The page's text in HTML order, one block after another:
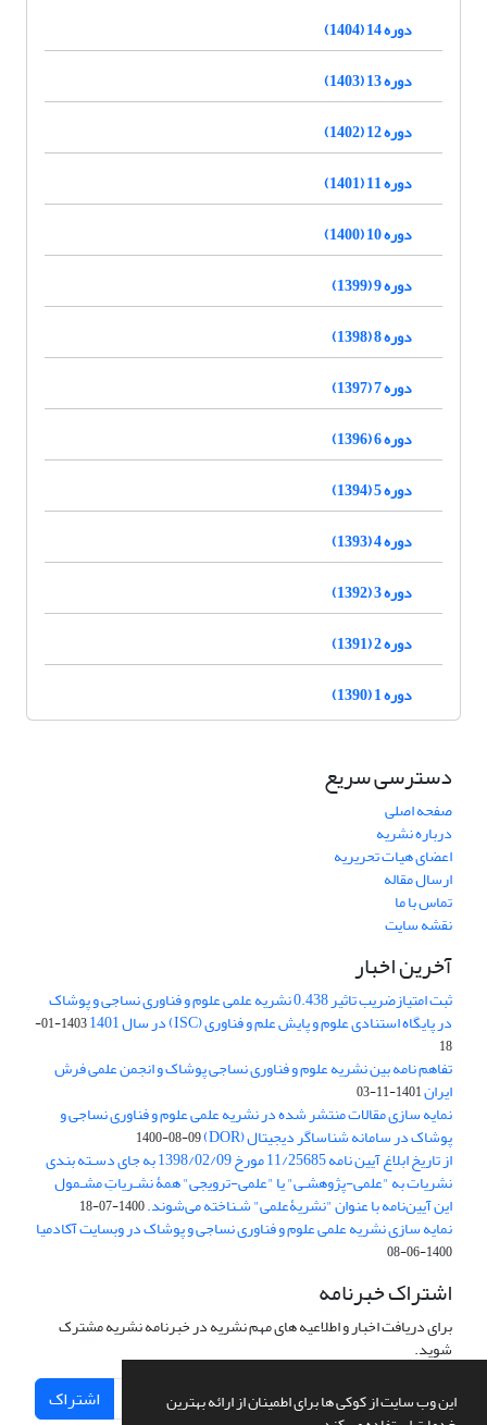
این وب سایت از کوکی ها برای اطمینان از ارائه بهترین
دوره 14 (1404)
دوره 13 (1403)
دوره 12 (1402)
دوره 11 (1401)
دوره 10 (1400)
دوره 9 (1399)
دوره 8 (1398)
دوره 7 (1397)
دوره 6 (1396)
دوره 5 (1394)
دوره 4 (1393)
دوره 3 (1392)
دوره 2 (1391)
دوره 1 (1390)
دسترسی سریع
صفحه اصلی
درباره نشریه
اعضای هیات تحریریه
ارسال مقاله
تماس با ما
نقشه سایت
آخرین اخبار
ثبت امتیازضریب تاثیر 0.438 نشریه علمی علوم و فناوری نساجی و پوشاک
در پایگاه استنادی علوم و پایش علم و فناوری (ISC) در سال 1401
1403-01-
18
تفاهم نامه بین نشریه علوم و فناوری نساجی پوشاک و انجمن علمی فرش
ایران1401-11-03
نمایه سازی مقالات منتشر شده در نشریه علمی علوم و فناوری نساجی و
پوشاک در سامانه شناساگر دیجیتال (DOR) 1400-08-09
از تاریخ ابلاغ آیین نامه 11/25685 مورخ 1398/02/09 به جای دسـته بندی
نشریات به "علمی-پژوهشـی" یا "علمی-ترویجی" همۀ نشـریاتِ مشـمول
این آیین‌نامه با عنوان "نشریۀعلمی" شـناخته می‌شوند.1400-07-18
نمایه سازی نشریه علمی علوم و فناوری نساجی و پوشاک در وبسایت آکادمیا
1400-06-08
اشتراک خبرنامه
برای دریافت اخبار و اطلاعیه های مهم نشریه در خبرنامه نشریه مشترک
شوید.
اشتراک